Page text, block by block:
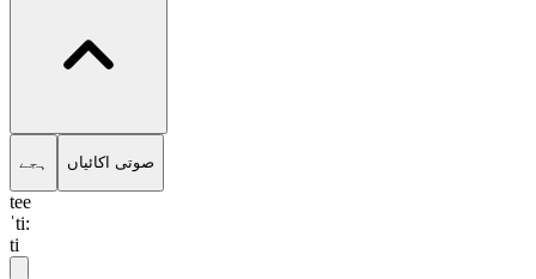
ہجے صوتی اکائیاں
tee
ˈti:
ti